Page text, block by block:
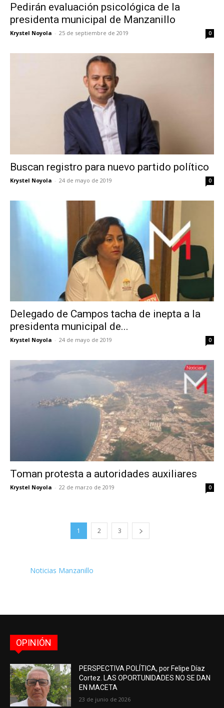
Pedirán evaluación psicológica de la
presidenta municipal de Manzanillo
Krystel Noyola - 25 de septiembre de 2019 0
Buscan registro para nuevo partido político
Krystel Noyola - 24 de mayo de 2019 0
Delegado de Campos tacha de inepta a la
presidenta municipal de...
Krystel Noyola - 24 de mayo de 2019 0
Toman protesta a autoridades auxiliares
Krystel Noyola - 22 de marzo de 2019 0
1 2 3
Noticias Manzanillo
OPINIÓN
PERSPECTIVA POLÍTICA, por Felipe Díaz
Cortez. LAS OPORTUNIDADES NO SE DAN
EN MACETA
23 de junio de 2026